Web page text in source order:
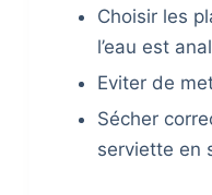
Choisir les
l’eau est
Eviter de
Sécher
serviette en